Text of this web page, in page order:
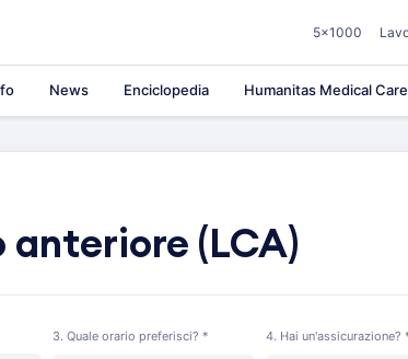
5×1000
News Enciclopedia Humanitas Medical
(LCA)
3. Quale orario preferisci? * 4. Hai un'assicurazione?